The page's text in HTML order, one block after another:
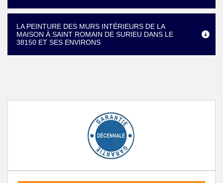
LA PEINTURE DES MURS INTÉRIEURS DE LA
MAISON À SAINT ROMAIN DE SURIEU DANS LE
38150 ET SES ENVIRONS